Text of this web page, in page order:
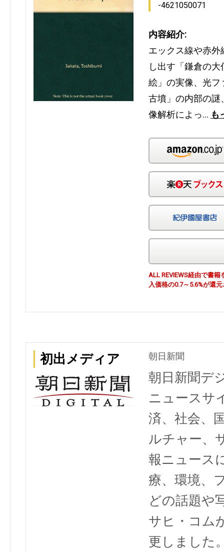
-4621050071
内容紹介:
エックス線や赤
し出す「鎌倉の
絵」の実像、光フ
古墳」の内部の謎
像解析によっ… も
ALL REVIEWS経由で書
入価格の0.7～5.6%が還
初出メディア 朝日新聞
朝日新聞デ
ニュースサ
済、社会、
ルチャー、
報ニュース
療、環境、
どの話題や
サヒ・コム
更しました